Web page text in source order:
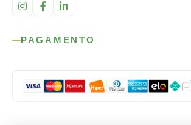
PAGAMENTO